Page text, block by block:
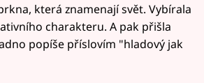
která znamenají svět. Vybírala
charakteru. A pak přišla
popíše příslovím "hladový jak